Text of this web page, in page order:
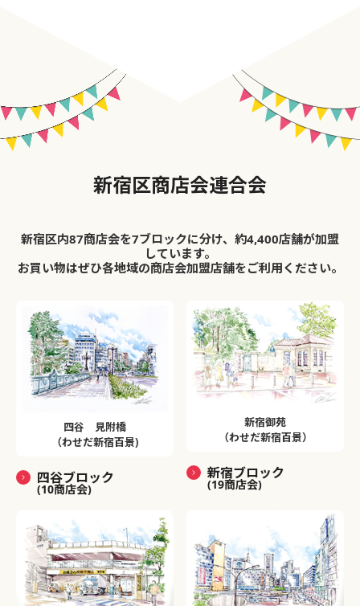
新宿区商店会連合会
新宿区内87商店会を7ブロックに分け、約4,400店舗が加盟
しています。
お買い物はぜひ各地域の商店会加盟店舗をご利用ください。
四谷 見附橋
（わせだ新宿百景)
四谷ブロック
(10商店会)
新宿御苑
（わせだ新宿百景）
新宿ブロック
(19商店会)